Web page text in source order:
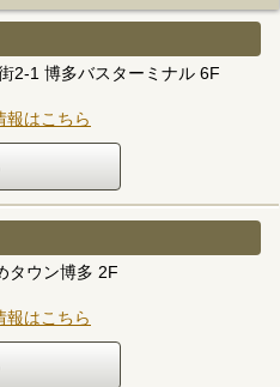
2-1 博多バスターミナル 6F
報はこちら
タウン博多 2F
報はこちら